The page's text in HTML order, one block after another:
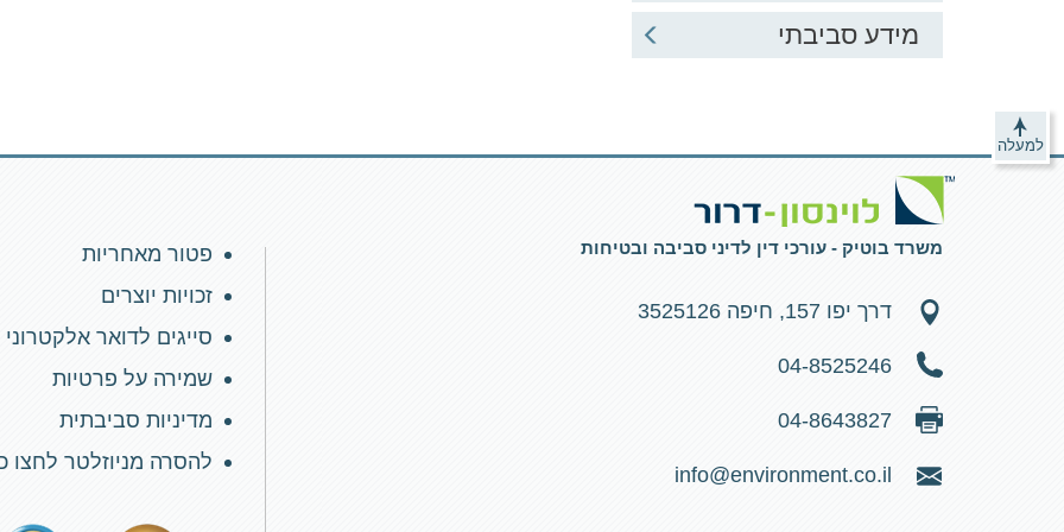
מידע סביבתי
למעלה
משרד בוטיק - עורכי דין לדיני סביבה ובטיחות
דרך יפו 157, חיפה 3525126
04-8525246
04-8643827
info@environment.co.il
פטור מאחריות
זכויות יוצרים
סייגים לדואר אלקטרוני
שמירה על פרטיות
מדיניות סביבתית
להסרה מניוזלטר לחצו